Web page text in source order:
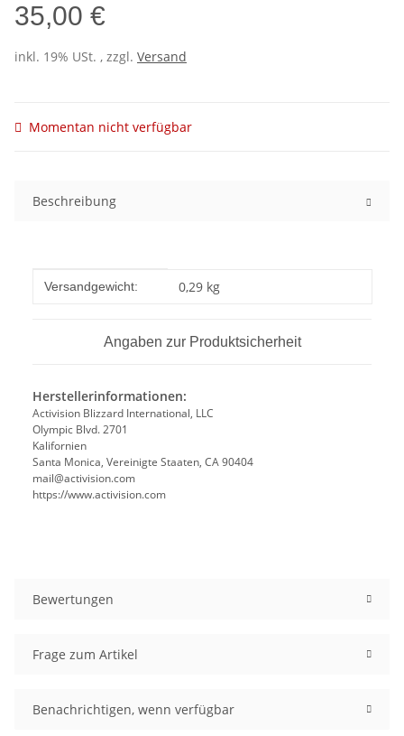
35,00 €
inkl. 19% USt. , zzgl. Versand
Momentan nicht verfügbar
Beschreibung
Produkteigenschaft
Wert
Versandgewicht: 0,29 kg
Angaben zur Produktsicherheit
Herstellerinformationen:
Activision Blizzard International, LLC
Olympic Blvd. 2701
Kalifornien
Santa Monica, Vereinigte Staaten, CA 90404
mail@activision.com
https://www.activision.com
Bewertungen
Frage zum Artikel
Benachrichtigen, wenn verfügbar